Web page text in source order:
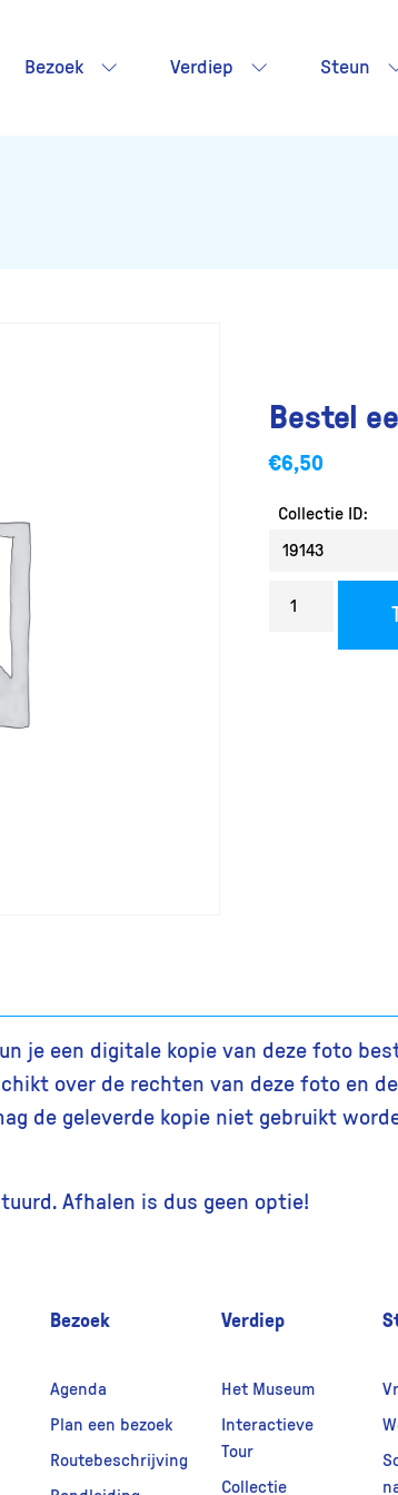
Bezoek Verdiep Steun
Bestel
€6,50
Collectie ID:
reproductie
je een digitale kopie van deze foto
over de rechten van deze foto en
de geleverde kopie niet gebruikt
Afhalen is dus geen optie!
Bezoek
Agenda
Plan een bezoek
Routebeschrijving
Verdiep
Het Museum
Interactieve
Tour
Collectie